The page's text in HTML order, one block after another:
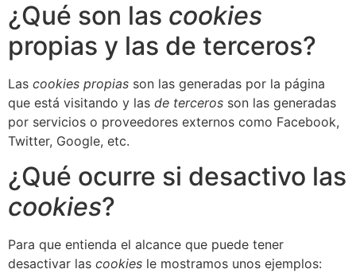
¿Qué son las cookies
propias y las de terceros?
Las cookies propias son las generadas por la página
que está visitando y las de terceros son las generadas
por servicios o proveedores externos como Facebook,
Twitter, Google, etc.
¿Qué ocurre si desactivo las
cookies?
Para que entienda el alcance que puede tener
desactivar las cookies le mostramos unos ejemplos: